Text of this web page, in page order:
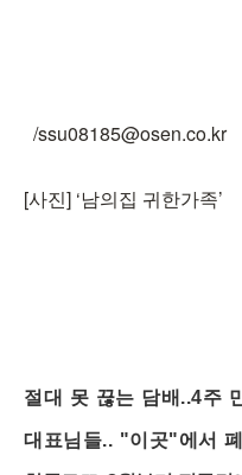
/ssu08185@osen.co.kr
[사진] ‘남의집 귀한가족’